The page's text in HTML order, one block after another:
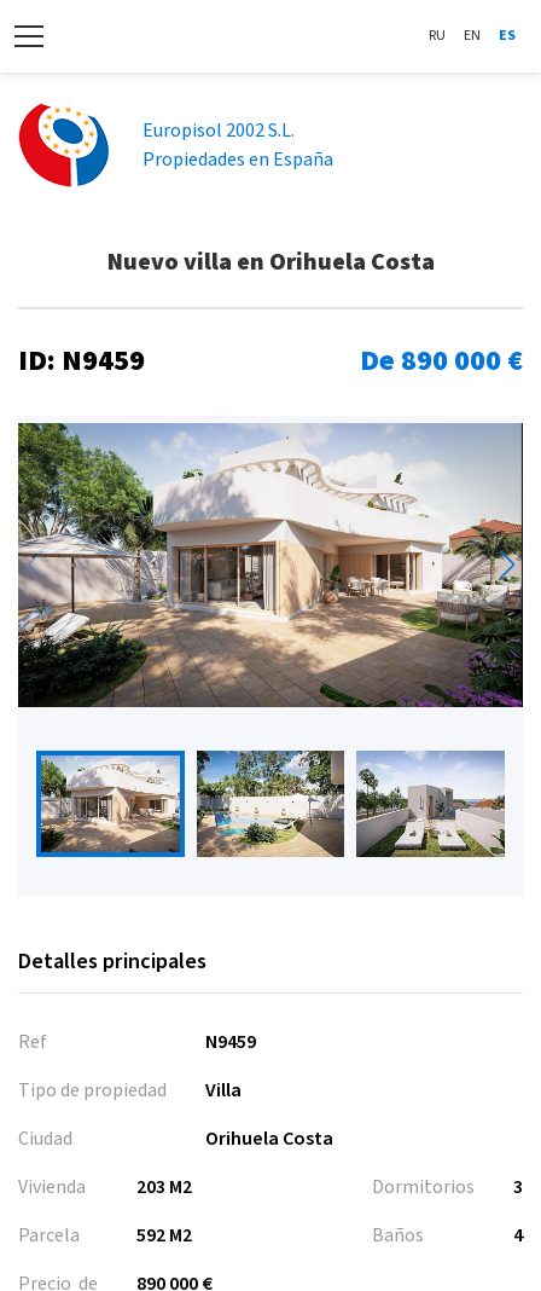
RU EN ES
Europisol 2002 S.L.
Propiedades en España
Nuevo villa en Orihuela Costa
ID: N9459 De 890 000 €
Detalles principales
Ref
N9459
Tipo de propiedad
Villa
Ciudad
Orihuela Costa
Vivienda
203 M2
Parcela
592 M2
Precio de
890 000 €
Dormitorios
3
Baños
4